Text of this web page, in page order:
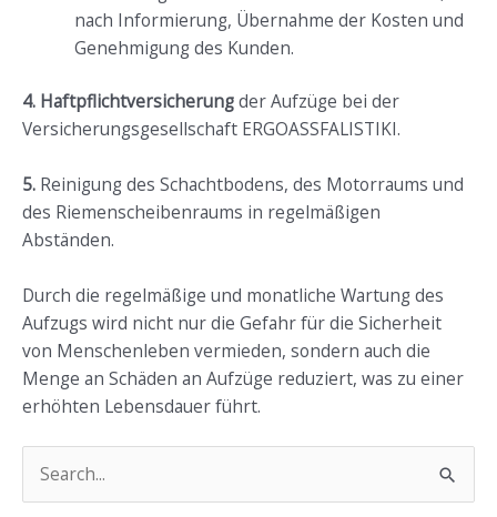
nach Informierung, Übernahme der Kosten und
Genehmigung des Kunden.
4. Haftpflichtversicherungder Aufzüge bei der
Versicherungsgesellschaft ERGOASSFALISTIKI.
5. Reinigung des Schachtbodens, des Motorraums und
des Riemenscheibenraums in regelmäßigen
Abständen.
Durch die regelmäßige und monatliche Wartung des
Aufzugs wird nicht nur die Gefahr für die Sicherheit
von Menschenleben vermieden, sondern auch die
Menge an Schäden an Aufzüge reduziert, was zu einer
erhöhten Lebensdauer führt.